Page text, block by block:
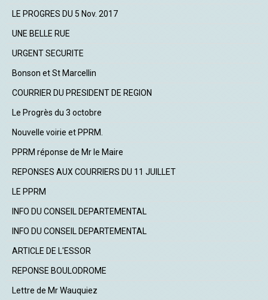
LE PROGRES DU 5 Nov. 2017
UNE BELLE RUE
URGENT SECURITE
Bonson et St Marcellin
COURRIER DU PRESIDENT DE REGION
Le Progrès du 3 octobre
Nouvelle voirie et PPRM.
PPRM réponse de Mr le Maire
REPONSES AUX COURRIERS DU 11 JUILLET
LE PPRM
INFO DU CONSEIL DEPARTEMENTAL
INFO DU CONSEIL DEPARTEMENTAL
ARTICLE DE L'ESSOR
REPONSE BOULODROME
Lettre de Mr Wauquiez